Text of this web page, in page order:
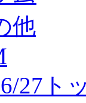
リティ
支援
ェクト
他
27ト